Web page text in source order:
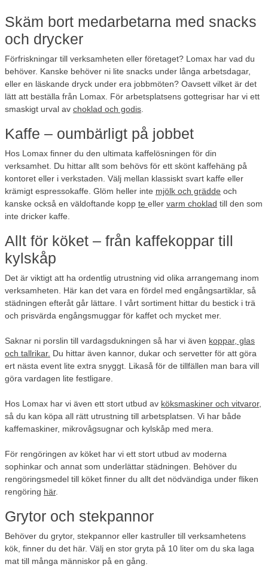
Skäm bort medarbetarna med snacks
och drycker
Förfriskningar till verksamheten eller företaget? Lomax har vad du
behöver. Kanske behöver ni lite snacks under långa arbetsdagar,
eller en läskande dryck under era jobbmöten? Oavsett vilket är det
lätt att beställa från Lomax. För arbetsplatsens gottegrisar har vi ett
smaskigt urval av choklad och godis
Kaffe – oumbärligt på jobbet
Hos Lomax finner du den ultimata kaffelösningen för din
verksamhet. Du hittar allt som behövs för ett skönt kaffehäng på
kontoret eller i verkstaden. Välj mellan klassiskt svart kaffe eller
krämigt espressokaffe. Glöm heller inte mjölk och grädde och
kanske också en väldoftande kopp te eller varm choklad till den som
inte dricker kaffe.
Allt för köket – från kaffekoppar till
kylskåp
Det är viktigt att ha ordentlig utrustning vid olika arrangemang inom
verksamheten. Här kan det vara en fördel med engångsartiklar, så
städningen efteråt går lättare. I vårt sortiment hittar du bestick i trä
och prisvärda engångsmuggar för kaffet och mycket mer.
Saknar ni porslin till vardagsdukningen så har vi även koppar, glas
och tallrikar. Du hittar även kannor, dukar och servetter för att göra
ert nästa event lite extra snyggt. Likaså för de tillfällen man bara vill
göra vardagen lite festligare.
Hos Lomax har vi även ett stort utbud av köksmaskiner och vitvaror,
så du kan köpa all rätt utrustning till arbetsplatsen. Vi har både
kaffemaskiner, mikrovågsugnar och kylskåp med mera.
För rengöringen av köket har vi ett stort utbud av moderna
sophinkar och annat som underlättar städningen. Behöver du
rengöringsmedel till köket finner du allt det nödvändiga under fliken
rengöring här.
Grytor och stekpannor
Behöver du grytor, stekpannor eller kastruller till verksamhetens
kök, finner du det här. Välj en stor gryta på 10 liter om du ska laga
mat till många människor på en gång.